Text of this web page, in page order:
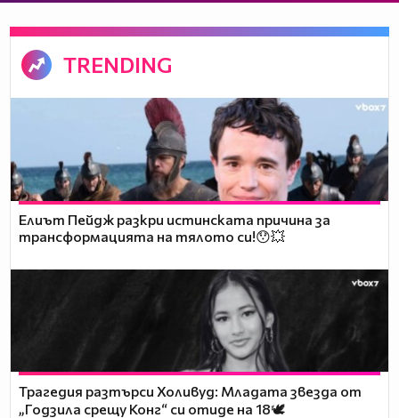
TRENDING
Елиът Пейдж разкри истинската причина за
трансформацията на тялото си!😯💥
Трагедия разтърси Холивуд: Младата звезда от
„Годзила срещу Конг“ си отиде на 18🕊️